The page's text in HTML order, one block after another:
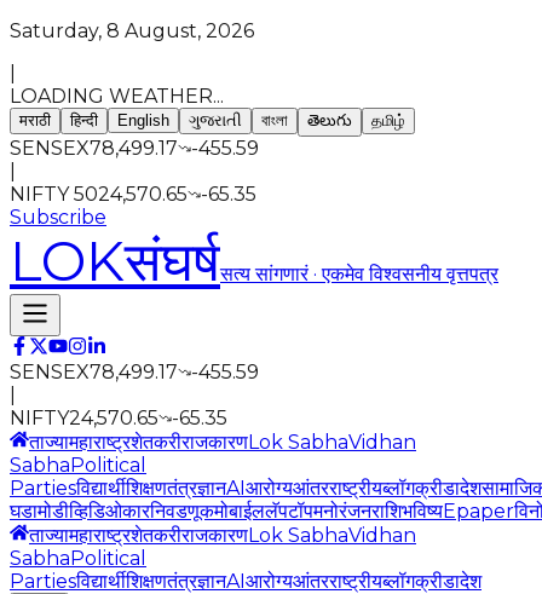
Saturday, 8 August, 2026
LOADING WEATHER...
मराठी हिन्दी English ગુજરાતી বাংলা తెలుగు தமிழ்
SENSEX78,499.17
-455.59
NIFTY 5024,570.65
-65.35
Subscribe
LOKसंघर्षसत्य सांगणारं · एकमेव विश्वसनीय वृत्तपत्र
SENSEX78,499.17
-455.59
NIFTY24,570.65
-65.35
ताज्यामहाराष्ट्रशेतकरीराजकारणLok SabhaVidhan
SabhaPolitical
Partiesविद्यार्थीशिक्षणतंत्रज्ञानAIआरोग्यआंतरराष्ट्रीयब्लॉगक्रीडादेश
घडामोडीव्हिडिओकारनिवडणूकमोबाईललॅपटॉपमनोरंजनराशिभविष्यEpaper
ताज्यामहाराष्ट्रशेतकरीराजकारणLok SabhaVidhan
SabhaPolitical
Partiesविद्यार्थीशिक्षणतंत्रज्ञानAIआरोग्यआंतरराष्ट्रीयब्लॉगक्रीडादेश